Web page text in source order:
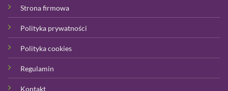
Strona firmowa
Polityka prywatności
Polityka cookies
Regulamin
Kontakt